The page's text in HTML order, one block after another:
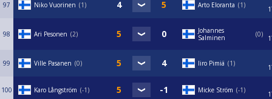
97 Niko Vuorinen 1 Arto Eloranta 1
98 Ari Pesonen 2
Johannes
Salminen
0
99 Ville Pasanen 0 Iiro Pimiä 1
100 Karo Långström -1 Micke Ström -1